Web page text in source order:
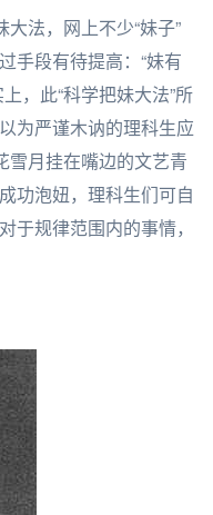
大法，网上不少“妹子”
手段有待提高：“妹有
，此“科学把妹大法”所
为严谨木讷的理科生应
雪月挂在嘴边的文艺青
功泡妞，理科生们可自
于规律范围内的事情，